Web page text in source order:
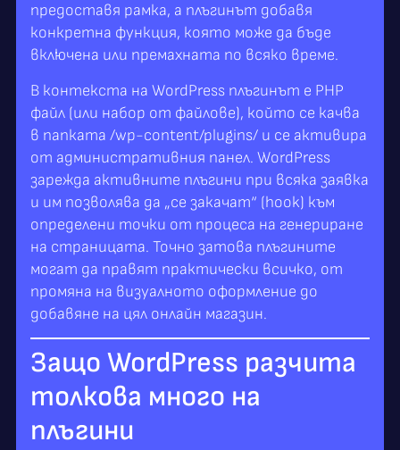
предоставя рамка, а плъгинът добавя
конкретна функция, която може да бъде
включена или премахната по всяко време.
В контекста на WordPress плъгинът е PHP
файл (или набор от файлове), който се качва
в папката /wp-content/plugins/ и се активира
от административния панел. WordPress
зарежда активните плъгини при всяка заявка
и им позволява да „се закачат“ (hook) към
определени точки от процеса на генериране
на страницата. Точно затова плъгините
могат да правят практически всичко, от
промяна на визуалното оформление до
добавяне на цял онлайн магазин.
Защо WordPress разчита
толкова много на
плъгини